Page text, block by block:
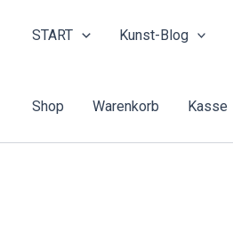
START Kunst-Blog
Shop Warenkorb Kasse